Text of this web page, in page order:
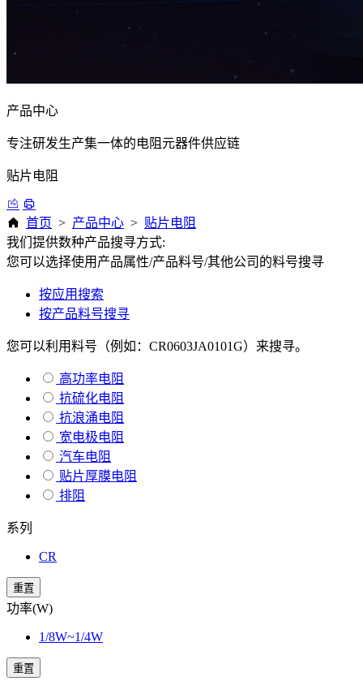
产品中心
专注研发生产集一体的电阻元器件供应链
贴片电阻
首页 > 产品中心 > 贴片电阻
我们提供数种产品搜寻方式:
您可以选择使用产品属性/产品料号/其他公司的料号搜寻
按应用搜索
按产品料号搜寻
您可以利用料号（例如：CR0603JA0101G）来搜寻。
高功率电阻
抗硫化电阻
抗浪涌电阻
宽电极电阻
汽车电阻
贴片厚膜电阻
排阻
系列
CR
重置
功率(W)
1/8W~1/4W
重置